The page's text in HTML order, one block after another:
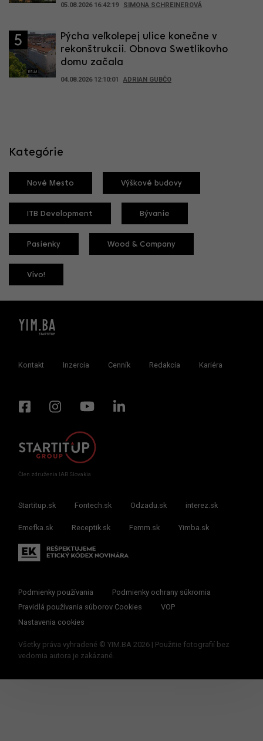
05.08.2026 16:42:19 SIMONA SCHREINEROVÁ
5
Pýcha veľkolepej ulice konečne v
rekonštrukcii. Obnova Swetlikovho
domu začala
04.08.2026 12:10:01 ADRIAN GUBČO
Kategórie
Nové Mesto Výškové budovy
ITB Development Bývanie
Pasienky Wood & Company
Vivo!
Kontakt Inzercia Cenník Redakcia Kariéra
Člen združenia IAB Slovakia
Startitup.sk Fontech.sk Odzadu.sk interez.sk
Emefka.sk Receptik.sk Femm.sk Yimba.sk
Podmienky používania
Podmienky ochrany súkromia
Pravidlá používania súborov Cookies
VOP
Nastavenia cookies
Všetky práva vyhradené © YIM.BA 2026 | Použitie fotografií bez
vedomia autora je zakázané.